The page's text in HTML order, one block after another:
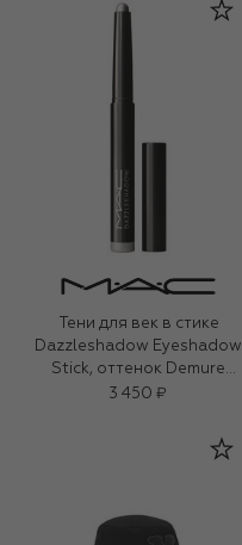
Тени для век в стике
Dazzleshadow Eyeshadow
Stick, оттенок Demure
Diamonds (1,6g)
3 450 ₽